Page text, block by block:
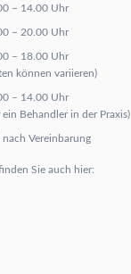
– 14.00 Uhr
– 20.00 Uhr
– 18.00 Uhr
können variieren)
– 14.00 Uhr
ein Behandler in der Praxis)
Vereinbarung
Sie auch hier: